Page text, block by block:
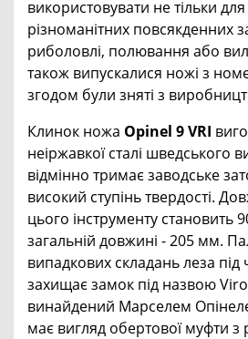
використовувати не тільки
різноманітних повсякденних
риболовлі, полювання або
також випускалися ножі з
згодом були зняті з
Клинок ножа Opinel 9 VRI
неіржавкої сталі шведського
відмінно тримає заводське
високий ступінь твердості.
цього інструменту становить
загальній довжині - 205 мм.
випадкових складань леза під
захищає замок під назвою
винайдений Марселем
має вигляд обертової муфти з